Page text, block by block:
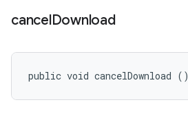
cancelDownload
public void cancelDownload ()